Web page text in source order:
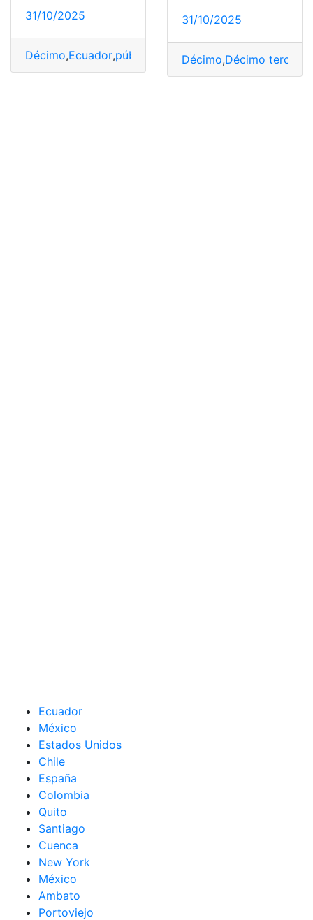
31/10/2025
Décimo,Ecuador,público sector,sector privado,Sector
31/10/2025
Décimo,Décimo tercer
Ecuador
México
Estados Unidos
Chile
España
Colombia
Quito
Santiago
Cuenca
New York
México
Ambato
Portoviejo